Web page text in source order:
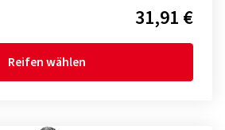
31,91 €
Reifen wählen